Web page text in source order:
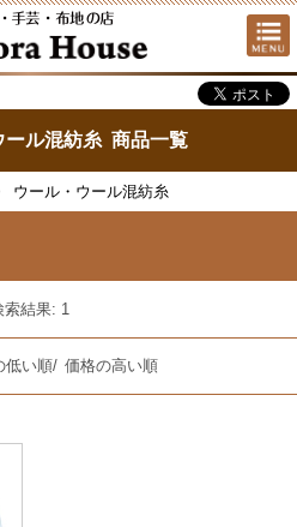
ール混紡糸 商品一覧
ウール・ウール混紡糸
索結果: 1
低い順/ 価格の高い順